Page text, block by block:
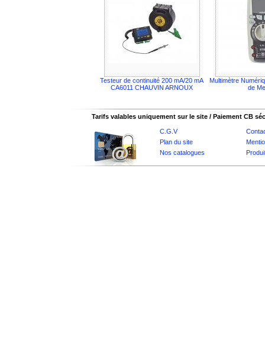
Testeur de continuité 200 mA/20 mA
CA6011 CHAUVIN ARNOUX
Multimètre
de
Tarifs valables uniquement sur le site / Paiement CB
C.G.V
Plan du site
Nos catalogues